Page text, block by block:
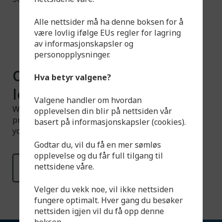
Can't find what you're
looking for?
We have a larger selection available than what is
presented on the website. Feel free to contact us if
you have any questions.
Read more
Alle nettsider må ha denne boksen for å
være lovlig ifølge EUs regler for lagring
av informasjonskapsler og
personopplysninger.
Hva betyr valgene?
Valgene handler om hvordan
opplevelsen din blir på nettsiden vår
basert på informasjonskapsler (cookies).
Godtar du, vil du få en mer sømløs
opplevelse og du får full tilgang til
nettsidene våre.
Velger du vekk noe, vil ikke nettsiden
fungere optimalt. Hver gang du besøker
nettsiden igjen vil du få opp denne